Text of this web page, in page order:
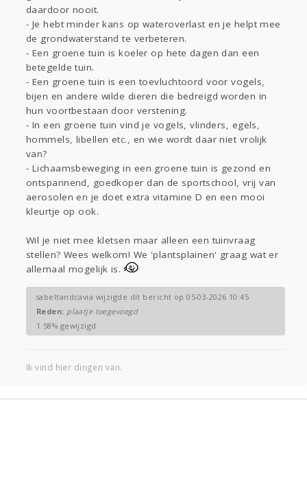
daardoor nooit.
- Je hebt minder kans op wateroverlast en je helpt mee
de grondwaterstand te verbeteren.
- Een groene tuin is koeler op hete dagen dan een
betegelde tuin.
- Een groene tuin is een toevluchtoord voor vogels,
bijen en andere wilde dieren die bedreigd worden in
hun voortbestaan door verstening.
- In een groene tuin vind je vogels, vlinders, egels,
hommels, libellen etc., en wie wordt daar niet vrolijk
van?
- Lichaamsbeweging in een groene tuin is gezond en
ontspannend, goedkoper dan de sportschool, vrij van
aerosolen en je doet extra vitamine D en een mooi
kleurtje op ook.
Wil je niet mee kletsen maar alleen een tuinvraag
stellen? Wees welkom! We 'plantsplainen' graag wat er
allemaal mogelijk is.
sabeltandcavia wijzigde dit bericht op 05-03-2026 10:45
Reden: plaatje toegevoegd
1.58% gewijzigd
Ik vind hier dingen van.